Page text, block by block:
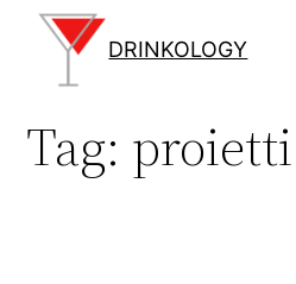
contenuto
DRINKOLOGY
Tag: proietti